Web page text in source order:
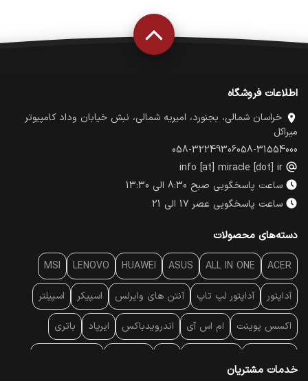
اطلاعات فروشگاه
خراسان شمالی، بجنورد، امیریه شمالی، نبش خیابان وداد کامپیوتر
میراکل
058-31554000
058-32249306
info [at] miracle [dot] ir
ساعت پاسخگویی صبح 8:30 الی 13:30
ساعت پاسخگویی عصر 17 الی 21
دسته‌های محصولات
ACER
ALL IN ONE
ASUS
HUAWEI
LENOVO
MSI
آداپتور آداپتور لپ تاپ آنتن‌ های وایرلس اسپیکر اسپیلتر
اکسس پوینت ام اس آی اندرویدباکس ایرپاد باتری
خدمات مشتریان